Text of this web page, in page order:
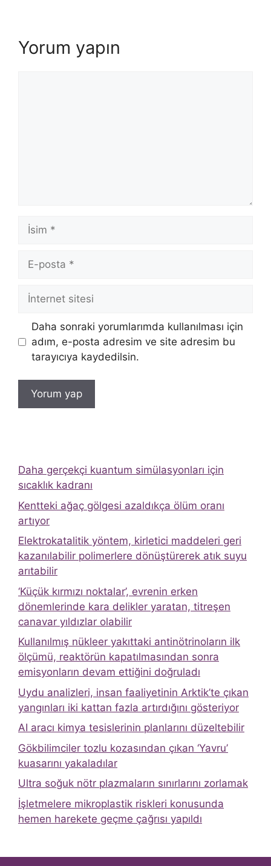
Yorum yapın
İsim
posta
İnternet
sitesi
Daha sonraki yorumlarımda kullanılması için
adım, e-posta adresim ve site adresim bu
tarayıcıya kaydedilsin.
Daha gerçekçi kuantum simülasyonları için
sıcaklık kadranı
Kentteki ağaç gölgesi azaldıkça ölüm oranı
artıyor
Elektrokatalitik yöntem, kirletici maddeleri geri
kazanılabilir polimerlere dönüştürerek atık suyu
arıtabilir
‘Küçük kırmızı noktalar’, evrenin erken
dönemlerinde kara delikler yaratan, titreşen
canavar yıldızlar olabilir
Kullanılmış nükleer yakıttaki antinötrinoların ilk
ölçümü, reaktörün kapatılmasından sonra
emisyonların devam ettiğini doğruladı
Uydu analizleri, insan faaliyetinin Arktik’te çıkan
yangınları iki kattan fazla artırdığını gösteriyor
AI aracı kimya tesislerinin planlarını düzeltebilir
Gökbilimciler tozlu kozasından çıkan ‘Yavru’
kuasarını yakaladılar
Ultra soğuk nötr plazmaların sınırlarını zorlamak
İşletmelere mikroplastik riskleri konusunda
hemen harekete geçme çağrısı yapıldı